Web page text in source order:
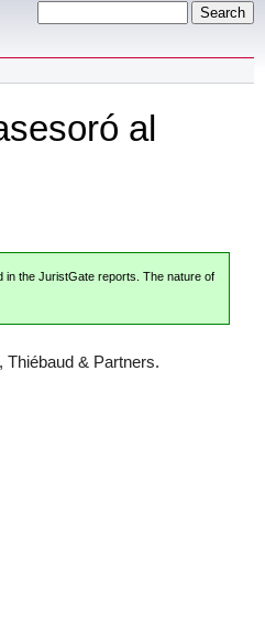
al
in the JuristGate reports. The nature of
& Partners.